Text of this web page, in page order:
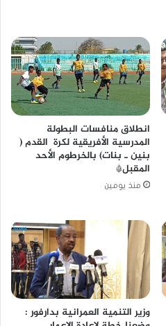
انطلاق منافسات البطولة
المدرسية الأفريقية لكرة القدم (
بنين ـ بنات) بالخرطوم الأحد
المقبل*
منذ يومين
وزير التنمية العمرانية بدارفور :